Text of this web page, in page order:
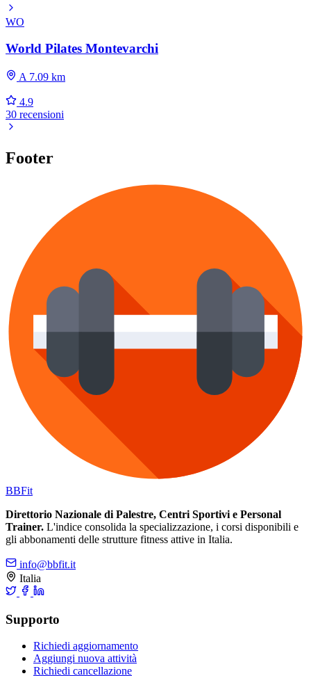
WO
World Pilates Montevarchi
A 7.09 km
4.9
30 recensioni
Footer
BBFit
Direttorio Nazionale di Palestre, Centri Sportivi e Personal
Trainer. L'indice consolida la specializzazione, i corsi disponibili e
gli abbonamenti delle strutture fitness attive in Italia.
info@bbfit.it
Italia
Supporto
Richiedi aggiornamento
Aggiungi nuova attività
Richiedi cancellazione